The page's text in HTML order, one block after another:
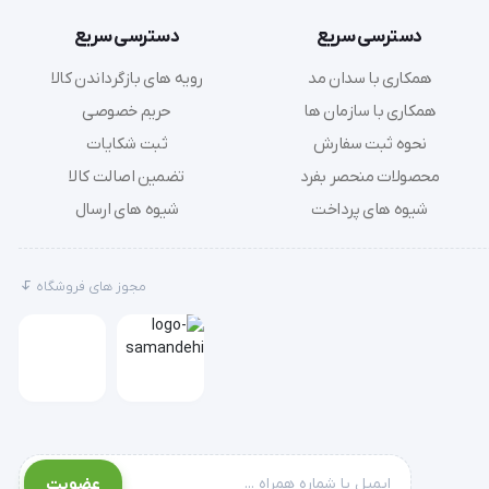
دسترسی سریع
همکاری با سدان مد
همکاری با سازمان ها
نحوه ثبت سفارش
محصولات منحصر بفرد
شیوه های پرداخت
دسترسی سریع
رویه های بازگرداندن کالا
حریم خصوصی
ثبت شکایات
تضمین اصالت کالا
شیوه های ارسال
مجوز های فروشگاه
عضویت